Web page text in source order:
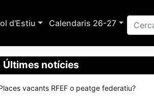
d'Estiu Calendaris 26-27
Últimes notícies
vacants RFEF o peatge federatiu?